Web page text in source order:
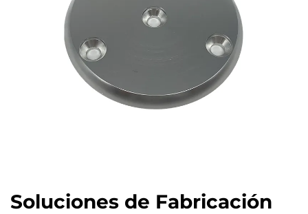
Soluciones de Fabricación